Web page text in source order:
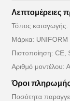
Λεπτομέρειες
Τόπος καταγωγής:
Μάρκα: UNIFORM
Πιστοποίηση: CE,
Αριθμό μοντέλου:
Όροι
Ποσότητα